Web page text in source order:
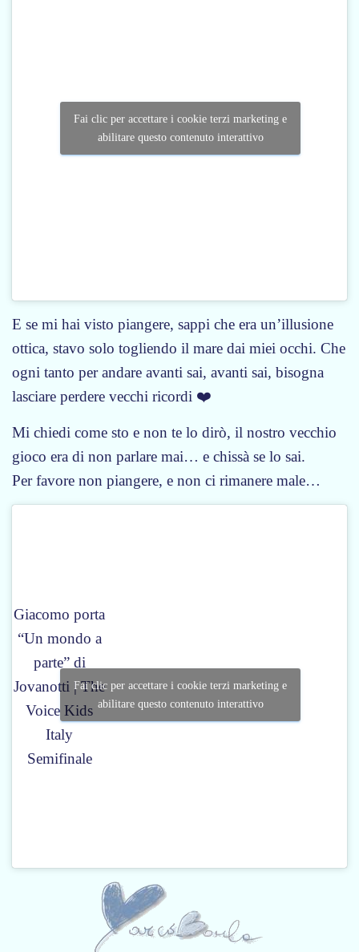
Fai clic per accettare i cookie terzi marketing e
abilitare questo contenuto interattivo
E se mi hai visto piangere, sappi che era un’illusione
ottica, stavo solo togliendo il mare dai miei occhi. Che
ogni tanto per andare avanti sai, avanti sai, bisogna
lasciare perdere vecchi ricordi ❤️
Mi chiedi come sto e non te lo dirò, il nostro vecchio
gioco era di non parlare mai… e chissà se lo sai.
Per favore non piangere, e non ci rimanere male…
Giacomo porta
“Un mondo a
parte” di
Jovanotti | The
Voice Kids
Italy
Semifinale
Fai clic per accettare i cookie terzi marketing e
abilitare questo contenuto interattivo